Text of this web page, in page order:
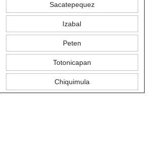
Sacatepequez
Izabal
Peten
Totonicapan
Chiquimula